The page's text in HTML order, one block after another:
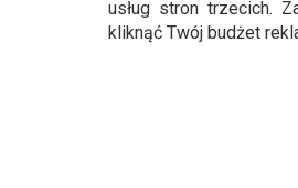
usług stron trzecich.
kliknąć Twój budżet